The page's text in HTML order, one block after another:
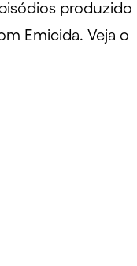
produzido
Emicida. Veja o